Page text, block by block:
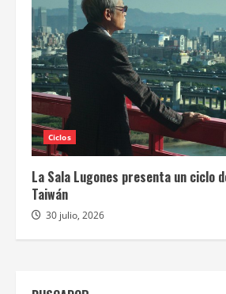
Ciclos
La Sala Lugones presenta un ciclo
Taiwán
30 julio, 2026